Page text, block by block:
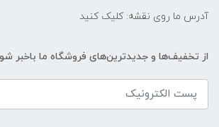
آدرس ما روی نقشه: کلیک کنید
از تخفیف‌ها و جدیدترین‌های فروشگاه ما باخبر